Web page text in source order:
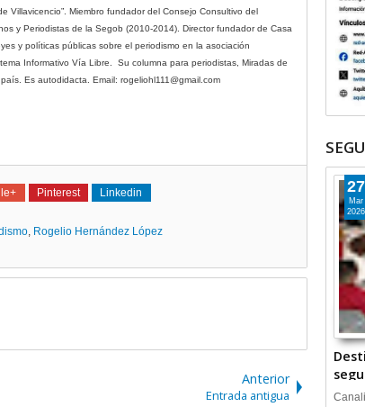
Villavicencio”. Miembro fundador del Consejo Consultivo del
y Periodistas de la Segob (2010-2014). Director fundador de Casa
y políticas públicas sobre el periodismo en la asociación
Informativo Vía Libre.
Su columna para periodistas, Miradas de
Es autodidacta. Email: rogeliohl111@gmail.com
Pinterest Linkedin
, Rogelio Hernández López
Anterior
Entrada antigua
27
Mar
2026